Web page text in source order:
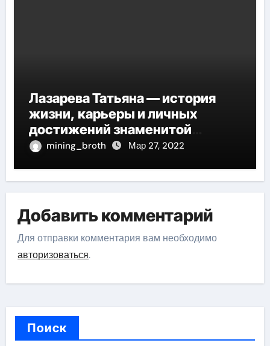
Лазарева Татьяна — история
жизни, карьеры и личных
достижений знаменитой
актрисы, восходящей на олимп
mining_broth Мар 27, 2022
Добавить комментарий
Для отправки комментария вам необходимо
авторизоваться.
Поиск